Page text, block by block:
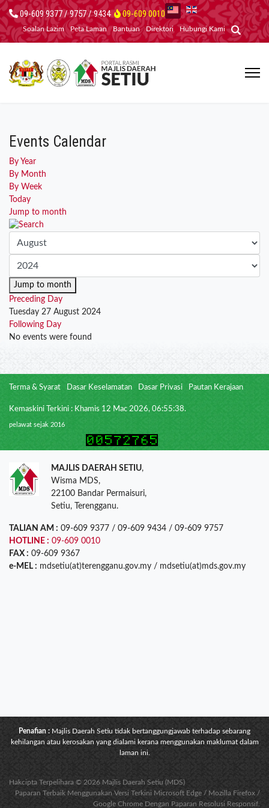
09-609 9377 / 9757 / 9434 09-609 0010
Soalan Lazim Peta Laman Bantuan Direktori Hubungi Kami
Events Calendar
By Year
By Month
By Week
Today
Jump to month
Jump to month
Preceding Day
Tuesday 27 August 2024
Following Day
No events were found
Terma & Syarat Dasar Keselamatan Dasar Privasi Pautan Kerajaan
Kemaskini Terkini : Khamis 12 Mac 2026, 06:55:38.
pelawat sejak 2016
MAJLIS DAERAH SETIU,
Wisma MDS,
22100 Bandar Permaisuri,
Setiu, Terengganu.
TALIAN AM : 09-609 9377 / 09-609 9434 / 09-609 9757
HOTLINE : 09-609 0010
FAX : 09-609 9367
e-MEL : mdsetiu(at)terengganu.gov.my / mdsetiu(at)mds.gov.my
Penafian : Majlis Daerah Setiu tidak bertanggungjawab terhadap sebarang
kehilangan atau kerosakan yang dialami kerana menggunakan maklumat dalam
laman ini.
Hakcipta Terpelihara © 2026 Majlis Daerah Setiu (MDS)
Paparan Terbaik Menggunakan Versi Terkini Microsoft Edge / Mozilla Firefox /
Google Chrome Dengan Paparan Resolusi Responsif.